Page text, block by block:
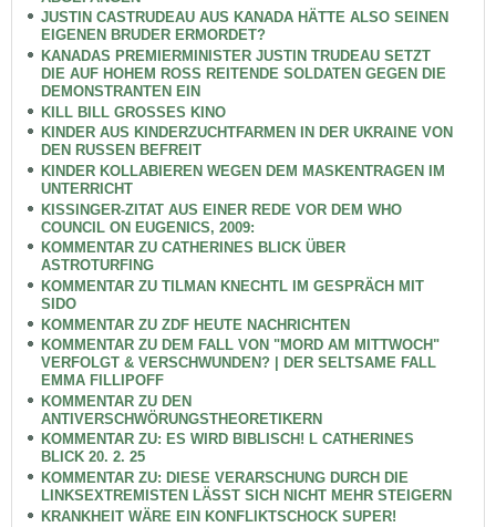
JUSTIN CASTRUDEAU AUS KANADA HÄTTE ALSO SEINEN
EIGENEN BRUDER ERMORDET?
KANADAS PREMIERMINISTER JUSTIN TRUDEAU SETZT
DIE AUF HOHEM ROSS REITENDE SOLDATEN GEGEN DIE
DEMONSTRANTEN EIN
KILL BILL GROSSES KINO
KINDER AUS KINDERZUCHTFARMEN IN DER UKRAINE VON
DEN RUSSEN BEFREIT
KINDER KOLLABIEREN WEGEN DEM MASKENTRAGEN IM
UNTERRICHT
KISSINGER-ZITAT AUS EINER REDE VOR DEM WHO
COUNCIL ON EUGENICS, 2009:
KOMMENTAR ZU CATHERINES BLICK ÜBER
ASTROTURFING
KOMMENTAR ZU TILMAN KNECHTL IM GESPRÄCH MIT
SIDO
KOMMENTAR ZU ZDF HEUTE NACHRICHTEN
KOMMENTAR ZU DEM FALL VON "MORD AM MITTWOCH"
VERFOLGT & VERSCHWUNDEN? | DER SELTSAME FALL
EMMA FILLIPOFF
KOMMENTAR ZU DEN
ANTIVERSCHWÖRUNGSTHEORETIKERN
KOMMENTAR ZU: ES WIRD BIBLISCH! L CATHERINES
BLICK 20. 2. 25
KOMMENTAR ZU: DIESE VERARSCHUNG DURCH DIE
LINKSEXTREMISTEN LÄSST SICH NICHT MEHR STEIGERN
KRANKHEIT WÄRE EIN KONFLIKTSCHOCK SUPER!